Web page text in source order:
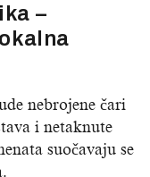
–
nebrojene čari
i netaknute
suočavaju se